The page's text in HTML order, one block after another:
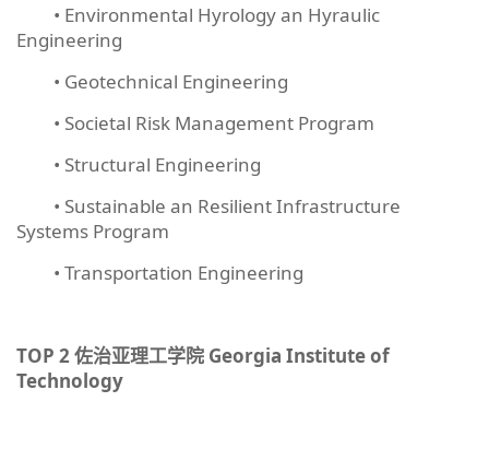
• Environmental Hyrology an Hyraulic
Engineering
• Geotechnical Engineering
• Societal Risk Management Program
• Structural Engineering
• Sustainable an Resilient Infrastructure
Systems Program
• Transportation Engineering
TOP 2佐治亚理工学院 Georgia Institute of
Technology